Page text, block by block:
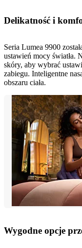
Delikatność i
Seria Lumea 9900
ustawień mocy światła.
skóry, aby wybrać
zabiegu. Inteligentne
obszaru ciała.
Wygodne opcje